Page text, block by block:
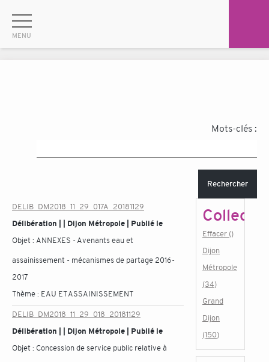
Mots-clés :
Rechercher
DELIB_DM2018_11_29_017A_20181129
Délibération | | Dijon Métropole | Publié le
Objet : ANNEXES - Avenants eau et
assainissement - mécanismes de partage 2016-
2017
Thème : EAU ET ASSAINISSEMENT
DELIB_DM2018_11_29_018_20181129
Délibération | | Dijon Métropole | Publié le
Objet : Concession de service public relative à
Effacer ()
Dijon
Métropole
(34)
Grand
Dijon
(150)